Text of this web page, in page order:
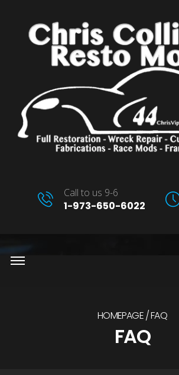
Call to us 9-6
1-973-650-6022
HOMEPAGE FAQ
FAQ